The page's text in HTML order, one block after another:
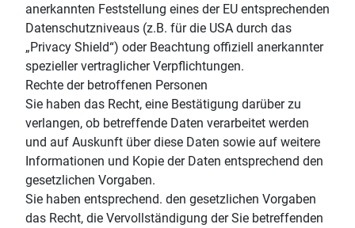
anerkannten Feststellung eines der EU entsprechenden
Datenschutzniveaus (z.B. für die USA durch das
„Privacy Shield“) oder Beachtung offiziell anerkannter
spezieller vertraglicher Verpflichtungen.
Rechte der betroffenen Personen
Sie haben das Recht, eine Bestätigung darüber zu
verlangen, ob betreffende Daten verarbeitet werden
und auf Auskunft über diese Daten sowie auf weitere
Informationen und Kopie der Daten entsprechend den
gesetzlichen Vorgaben.
Sie haben entsprechend. den gesetzlichen Vorgaben
das Recht, die Vervollständigung der Sie betreffenden